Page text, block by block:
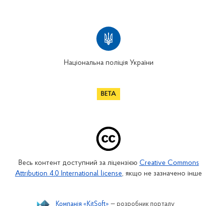
Національна поліція України
Весь контент доступний за ліцензією Creative Commons
Attribution 4.0 International license, якщо не зазначено інше
Компанія «KitSoft» — розробник порталу